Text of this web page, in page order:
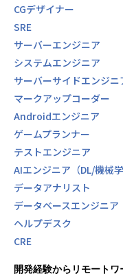
CGデザイナー
SRE
サーバーエンジニア
システムエンジニア
サーバーサイドエンジニ
マークアップコーダー
Androidエンジニア
ゲームプランナー
テストエンジニア
AIエンジニア（DL/機械学
データアナリスト
データベースエンジニア
ヘルプデスク
CRE
開発経験からリモート